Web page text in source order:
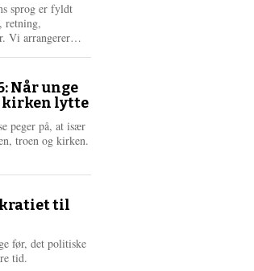
sprog er fyldt
retning,
Vi arrangerer…
r
e
Når unge
kirken lytte
peger på, at især
troen og kirken.
til
før, det politiske
tid.